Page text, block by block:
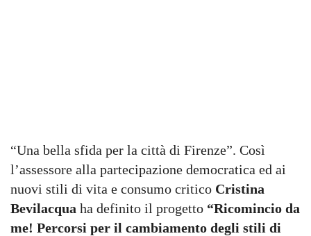
“Una bella sfida per la città di Firenze”. Così
l’assessore alla partecipazione democratica ed ai
nuovi stili di vita e consumo critico Cristina
Bevilacqua ha definito il progetto “Ricomincio da
me! Percorsi per il cambiamento degli stili di